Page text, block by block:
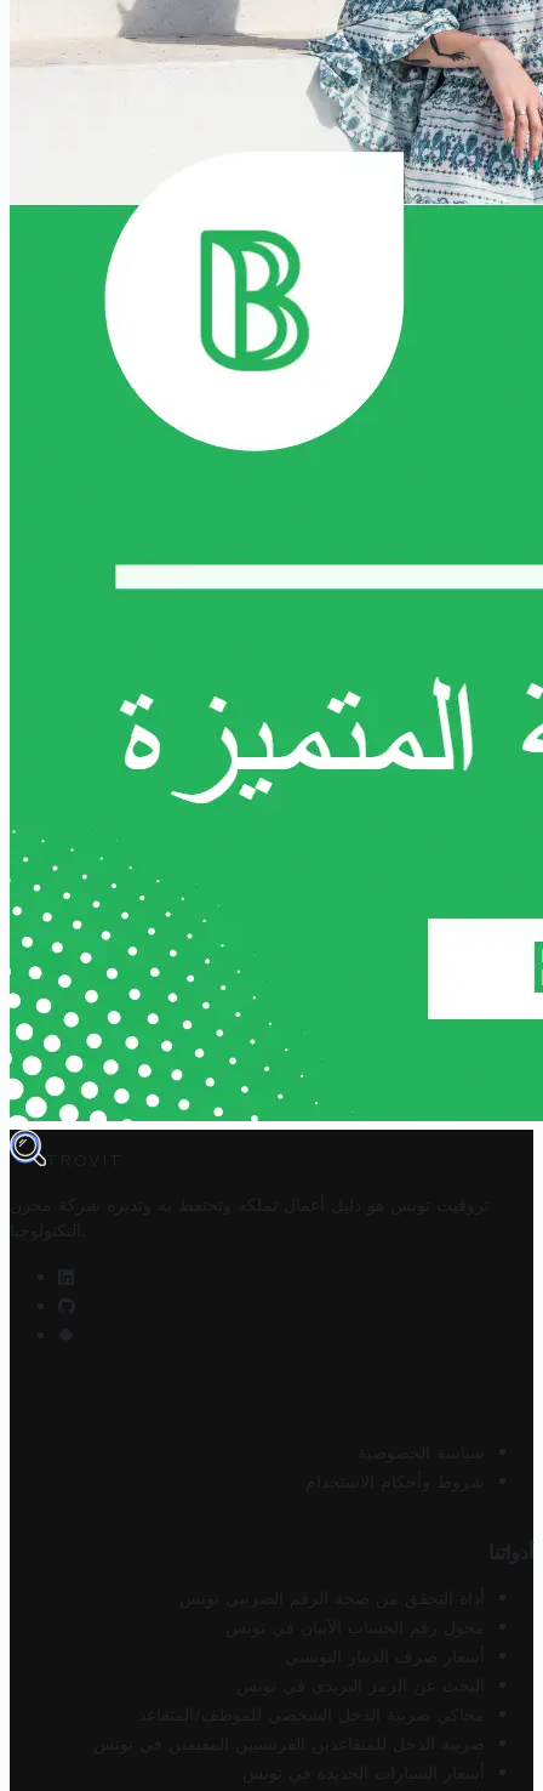
TROVIT
تروفيت تونس هو دليل أعمال تملكه وتحتفظ به وتديره
شركة مخزن
التكنولوجيا
سياسة الخصوصية
شروط وأحكام الاستخدام
أدواتنا
أداة التحقق من صحة الرقم الضريبي تونس
محول رقم الحساب الآيبان في تونس
أسعار صرف الدينار التونسي
البحث عن الرمز البريدي في تونس
محاكي ضريبة الدخل الشخصي للموظف/المتقاعد
ضريبة الدخل للمتقاعدين الفرنسيين المقيمين في تونس
أسعار السيارات الجديدة في تونس